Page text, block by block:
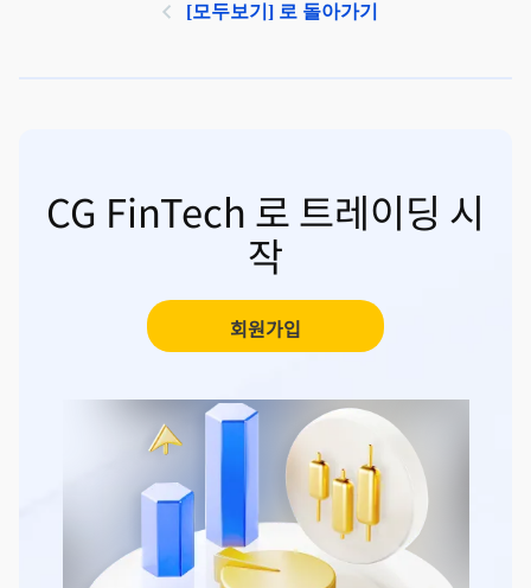
[모두보기] 로 돌아가기
CG FinTech 로 트레이딩 시
작
회원가입